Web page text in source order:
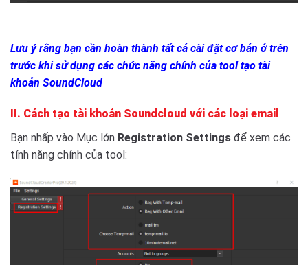
Lưu ý rằng bạn cần hoàn thành tất cả cài đặt cơ bản ở trên
trước khi sử dụng các chức năng chính của tool tạo tài
khoản SoundCloud
II. Cách tạo tài khoản Soundcloud với các loại email
Bạn nhấp vào Mục lớn Registration Settings để xem các
tính năng chính của tool: